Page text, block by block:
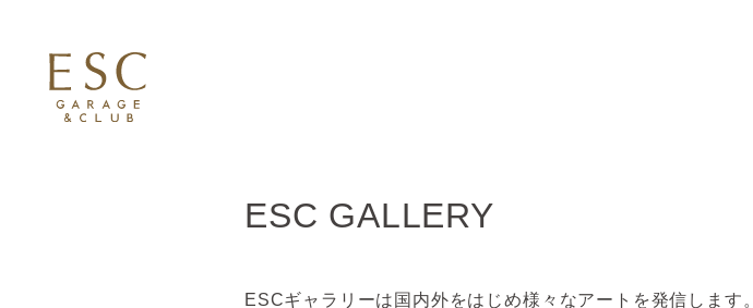
ESC GALLERY
ESCギャラリーは国内外をはじめ様々なアートを発信します。